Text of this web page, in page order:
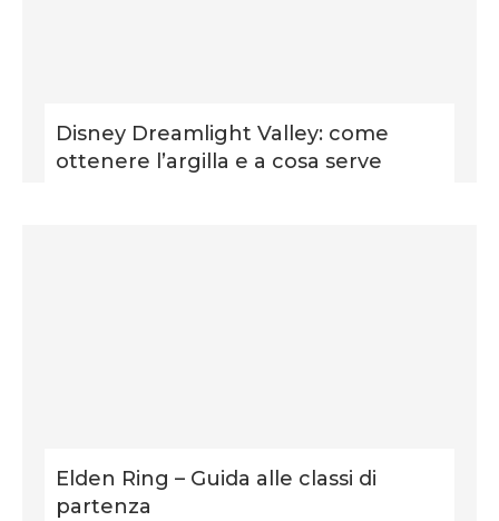
Disney Dreamlight Valley: come
ottenere l’argilla e a cosa serve
Elden Ring – Guida alle classi di
partenza